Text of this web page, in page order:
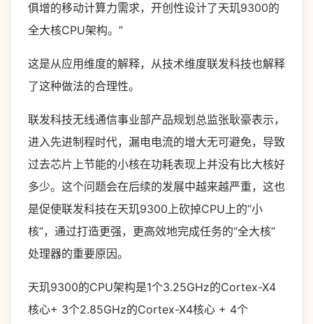
俱增的移动计算力需求，开创性设计了天玑9300的
全大核CPU架构。”
这是从应用维度的解释，从技术维度联发科技也解释
了这种做法的合理性。
联发科技无线通信事业部产品规划总监张耿豪表示，
进入先进制程时代，漏电电流的增大无可避免，导致
过去芯片上节能的小核在功耗表现上并没有比大核好
多少。这个问题会在后续的发展中越来越严重，这也
是促使联发科技在天玑9300上砍掉CPU上的“小
核”，通过打造更强，更高效地完成任务的“全大核”
处理器的重要原因。
天玑9300的CPU架构是1个3.25GHz的Cortex-X4
核心+ 3个2.85GHz的Cortex-X4核心 + 4个